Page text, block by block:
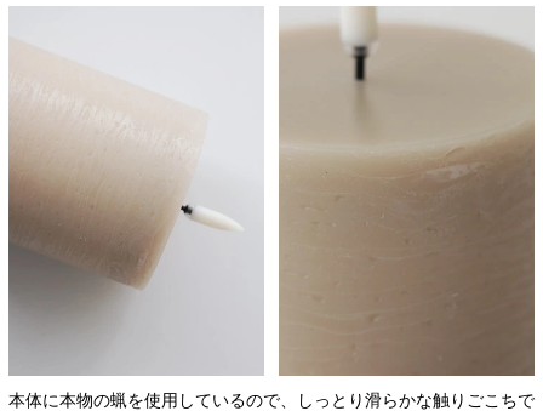
本体に本物の蝋を使用しているので、しっとり滑らかな触りごこちで